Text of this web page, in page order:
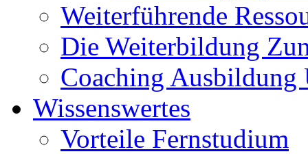
Weiterführende
Die Weiterbildung
Coaching Ausbildung
Wissenswertes
Vorteile Fernstudium